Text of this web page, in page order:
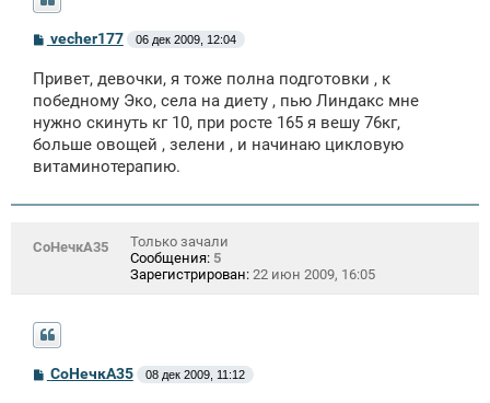
С
б
щ
н
и
vecher177 06 дек 2009, 12:04
Привет, девочки, я тоже полна подготовки , к
победному Эко, села на диету , пью Линдакс мне
нужно скинуть кг 10, при росте 165 я вешу 76кг,
больше овощей , зелени , и начинаю цикловую
витаминотерапию.
СоНечкА35
Только зачали
Сообщения: 5
Зарегистрирован: 22 июн 2009, 16:05
ССоНечкА35 08 дек 2009, 11:12